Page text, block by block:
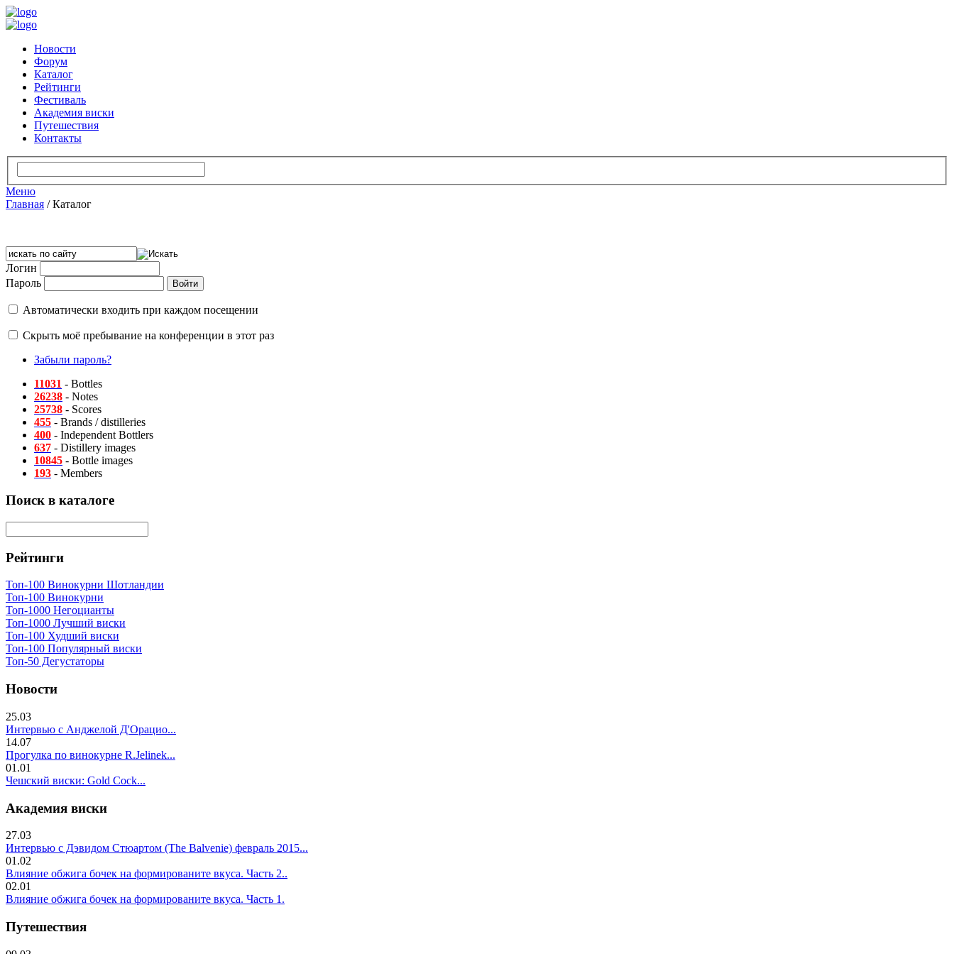
Новости
Форум
Каталог
Рейтинги
Фестиваль
Академия виски
Путешествия
Контакты
Меню
Главная /Каталог
Логин
Пароль
Автоматически входить при каждом посещении
Скрыть моё пребывание на конференции в этот раз
Забыли пароль?
11031 - Bottles
26238 - Notes
25738 - Scores
455 - Brands / distilleries
400 - Independent Bottlers
637 - Distillery images
10845 - Bottle images
193 - Members
Поиск в каталоге
Рейтинги
Топ-100 Винокурни Шотландии
Топ-100 Винокурни
Топ-1000 Негоцианты
Топ-1000 Лучший виски
Топ-100 Худший виски
Топ-100 Популярный виски
Топ-50 Дегустаторы
Новости
25.03
Интервью с Анджелой Д'Орацио...
14.07
Прогулка по винокурне R.Jelinek...
01.01
Чешский виски: Gold Cock...
Академия виски
27.03
Интервью с Дэвидом Стюартом (The Balvenie) февраль 2015...
01.02
Влияние обжига бочек на формированите вкуса. Часть 2..
02.01
Влияние обжига бочек на формированите вкуса. Часть 1.
Путешествия